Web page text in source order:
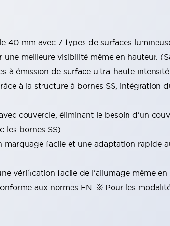
40 mm avec 7 types de surfaces
meilleure visibilité même en hauteur.
à émission de surface ultra-haute intensité.
à la structure à bornes SS, intégration
couvercle, éliminant le besoin d'un
les bornes SS)
facile et une adaptation rapide
vérification facile de l'allumage même
aux normes EN. ※ Pour les